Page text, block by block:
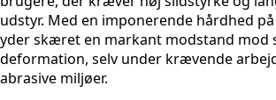
udstyr. Med en imponerende hårdhed på
yder skæret en markant modstand mod
deformation, selv under krævende
abrasive miljøer.